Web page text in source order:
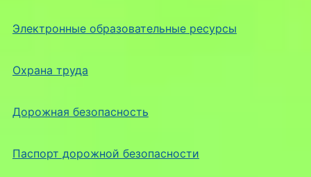
Электронные образовательные ресурсы
Охрана труда
Дорожная безопасность
Паспорт дорожной безопасности